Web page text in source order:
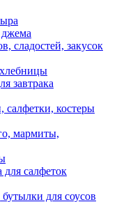
джема
сладостей, закусок
завтрака
салфетки, костеры
мармиты,
салфеток
для соусов